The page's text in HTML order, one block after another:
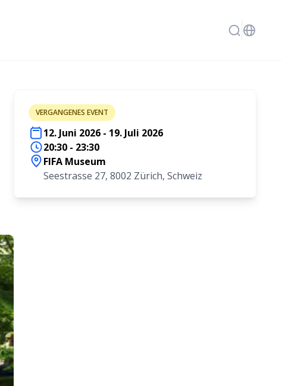
VERGANGENES EVENT
12. Juni 2026 - 19. Juli 2026
20:30 - 23:30
FIFA Museum
Seestrasse 27, 8002 Zürich, Schweiz